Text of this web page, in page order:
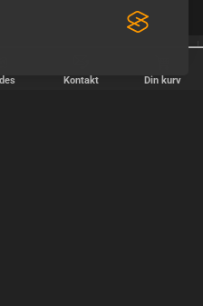
Kontakt Din kurv